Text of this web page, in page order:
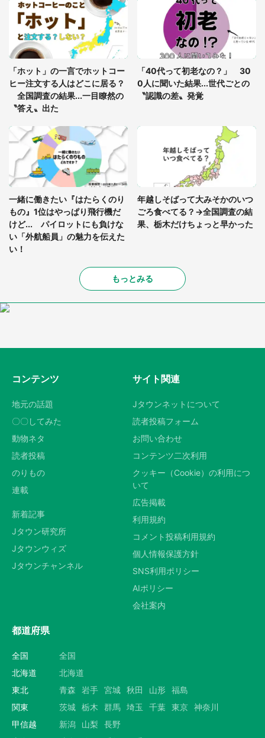
姿〟に 父「2～3分探しました」
「通勤特快乗車中に襲ってきた、急激な腹痛。我慢
の限界を迎え、途中で電車を降りようとしたけれ
ど...」（東京都・30代女性）
「ホット」の一言でホットコー
ヒー注文する人はどこに居る？
全国調査の結果...一目瞭然の
〝答え〟出た
「40代って初老なの？」 30
0人に聞いた結果...世代ごとの
〝認識の差〟発覚
一緒に働きたい『はたらくのり
もの』1位はやっぱり飛行機だ
けど... パイロットにも負けな
い「外航船員」の魅力を伝えた
い！
年越しそばって大みそかのいつ
ごろ食べてる？→全国調査の結
果、栃木だけちょっと早かった
もっとみる
コンテンツ
地元の話題
〇〇してみた
動物ネタ
読者投稿
のりもの
連載
新着記事
Jタウン研究所
Jタウンウィズ
Jタウンチャンネル
サイト関連
Jタウンネットについて
読者投稿フォーム
お問い合わせ
コンテンツ二次利用
クッキー（Cookie）の利用につ
いて
広告掲載
利用規約
コメント投稿利用規約
個人情報保護方針
SNS利用ポリシー
AIポリシー
会社案内
都道府県
全国
全国
北海道
北海道
東北
青森 岩手 宮城 秋田 山形 福島
関東
茨城 栃木 群馬 埼玉 千葉 東京 神奈川
甲信越
新潟 山梨
長野